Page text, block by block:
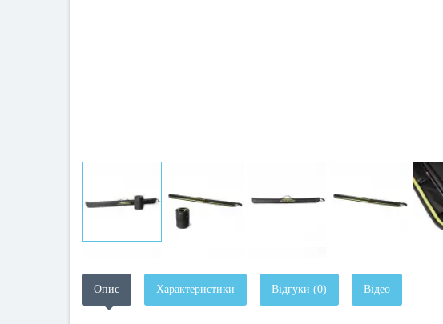
Опис Характеристики Відгуки (0) Відео